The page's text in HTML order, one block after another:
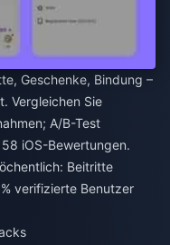
Geschenke, Bindung –
Vergleichen Sie
A/B-Test
iOS-Bewertungen.
Beitritte
verifizierte Benutzer